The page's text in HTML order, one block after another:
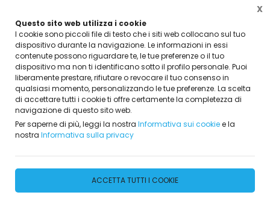
Questo sito web utilizza i cookie
I cookie sono piccoli file di testo che i siti web collocano sul tuo
dispositivo durante la navigazione. Le informazioni in essi
contenute possono riguardare te, le tue preferenze o il tuo
dispositivo ma non ti identificano sotto il profilo personale. Puoi
liberamente prestare, rifiutare o revocare il tuo consenso in
qualsiasi momento, personalizzando le tue preferenze. La scelta
di accettare tutti i cookie ti offre certamente la completezza di
navigazione di questo sito web.
Per saperne di più, leggi la nostra Informativa sui cookiee la
nostra Informativa sulla privacy
ACCETTA TUTTI I COOKIE
X
Home Dicono di Noi
Dicono di Noi
Lascia il tuo commento